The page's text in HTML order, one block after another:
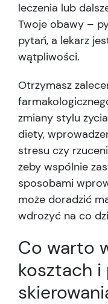
leczenia lub
Twoje obawy –
pytań, a lekarz
wątpliwości.
Otrzymasz
zmiany stylu
diety,
stresu czy
żeby wspólnie
sposobami
może doradzić
wdrożyć na co
Co warto
kosztach